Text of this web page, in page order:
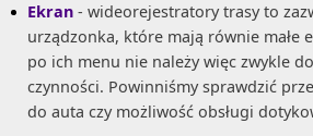
Ekran - wideorejestratory trasy to
urządzonka, które mają równie małe
po ich menu nie należy więc zwykle
czynności. Powinniśmy sprawdzić
do auta czy możliwość obsługi